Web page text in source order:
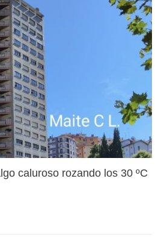
caluroso rozando los 30 ºC